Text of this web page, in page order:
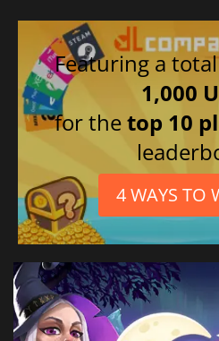
Featuring a
1,000
for thetop 10
4 WAYS TO